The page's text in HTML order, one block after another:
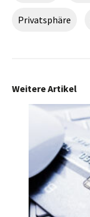
Privatsphäre
Weitere Artikel